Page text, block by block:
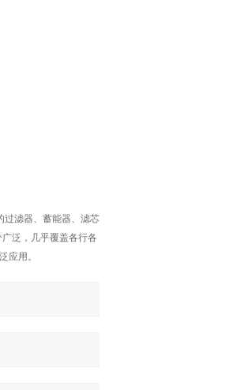
过滤器、蓄能器、滤芯
泛，几乎覆盖各行各
应用。